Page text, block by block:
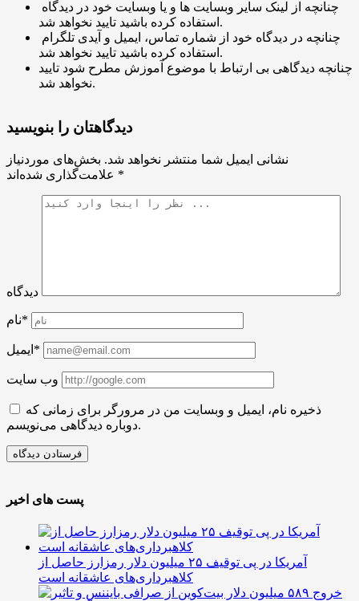
استفاده کرده باشید تایید نخواهد شد.
استفاده کرده باشید تایید نخواهد شد.
چنانچه دیدگاهی بی ارتباط با موضوع آموزش مطرح شود تایید
نخواهد شد.
دیدگاهتان را بنویسید
نشانی ایمیل شما منتشر نخواهد شد. بخش‌های موردنیاز
*
دیدگاه
نام*
ایمیل*
وب سایت
ذخیره نام، ایمیل و وبسایت من در مرورگر برای زمانی که
دوباره دیدگاهی می‌نویسم.
پست های اخیر
آمریکا در پی توقیف ۲۵ میلیون دلار رمزارز حاصل از
کلاهبرداری‌های عاشقانه است